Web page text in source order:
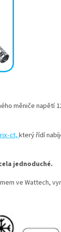
měniče napětí
ct,který řídí
jednoduché.
ve Wattech,